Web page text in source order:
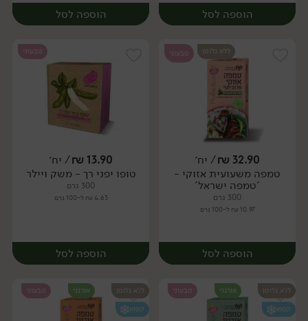
הוספה לסל
יח׳
הוספה לסל
יח׳
ללא גלוטן טבעוני
32.90
₪/ יח׳
טמפה משעועית אזוקי -
'טמפה ישראל'
300 גרם
10.97 ₪ ל-100 גרם
הוספה לסל
טבעוני
13.90
₪/ יח׳
טופו יפני רך - משק ויילר
300 גרם
4.63 ₪ ל-100 גרם
הוספה לסל
ללא גלוטן אורגני
טבעוני
קפוא
ללא גלוטן אורגני
טבעוני
קפוא